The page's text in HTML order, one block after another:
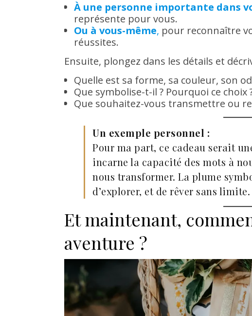
À une personne importante dans
représente pour vous.
Ou à vous-même, pour reconnaître
réussites.
Ensuite, plongez dans les détails et
Quelle est sa forme, sa couleur, son
Que symbolise-t-il ? Pourquoi ce choix
Que souhaitez-vous transmettre ou
Un exemple personnel :
Pour ma part, ce cadeau serait
incarne la capacité des mots à
nous transformer. La plume
d’explorer, et de rêver sans limite.
Et maintenant,
aventure ?